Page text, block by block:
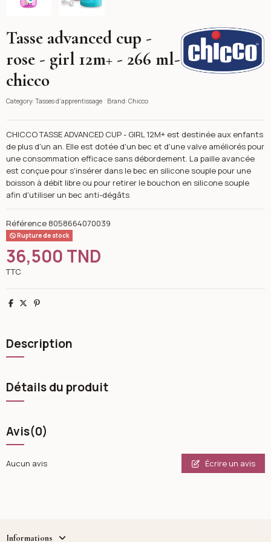
Chicco
Tasse advanced cup -
rose - girl 12m+ - 266 ml-
chicco
Category: Tasses d'apprentissage Brand: Chicco
CHICCO TASSE ADVANCED CUP - GIRL 12M+ est destinée aux enfants
de plus d'un an. Elle est dotée d'un bec et d'une valve améliorés pour
une consommation efficace sans débordement. La paille avancée
est conçue pour s'insérer dans le bec en silicone souple pour une
boisson à débit libre ou pour retirer le bouchon en silicone souple
afin d'utiliser un bec anti-dégâts
Référence 8058664070039
Rupture de stock
36,500 TND
TTC
Partager
TweetPinterest
Description
Détails du produit
Avis(0)
Aucun avis Écrire un avis
Informations